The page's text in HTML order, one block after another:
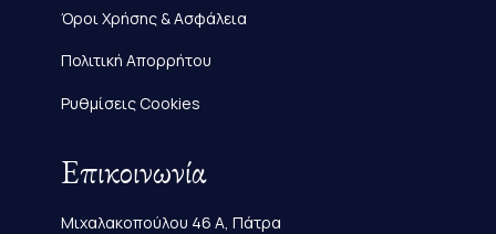
Όροι Χρήσης & Ασφάλεια
Πολιτική Απορρήτου
Ρυθμίσεις Cookies
Επικοινωνία
Μιχαλακοπούλου 46 Α, Πάτρα